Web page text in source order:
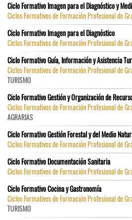
Ciclo Formativo Imagen para el Diagnóstico y
Ciclos Formativos de Formación Profesional de
Ciclo Formativo Imagen para el Diagnóstico
Ciclos Formativos de Formación Profesional de
Ciclo Formativo Guía, Información y Asistencia
Ciclos Formativos de Formación Profesional de
TURISMO
Ciclo Formativo Gestión y Organización de
Ciclos Formativos de Formación Profesional de
AGRARIAS
Ciclo Formativo Gestión Forestal y del Medio
Ciclos Formativos de Formación Profesional de
Ciclo Formativo Documentación Sanitaria
Ciclos Formativos de Formación Profesional de
Ciclo Formativo Cocina y Gastronomía
Ciclos Formativos de Formación Profesional de
TURISMO